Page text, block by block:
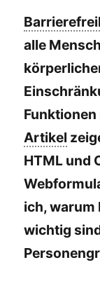
alle
Artikel
HTML und
ich, warum
wichtig